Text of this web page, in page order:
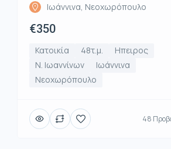
Ιωάννινα, Νεοχωρόπουλο
€350
Κατοικία 48τ.μ.
Ηπειρος
Ν. Ιωαννίνων
Ιωάννινα
Νεοχωρόπουλο
48